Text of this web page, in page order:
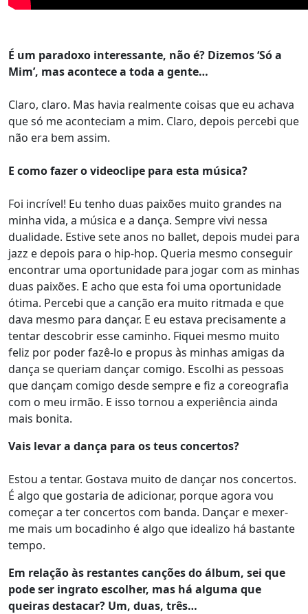
É um paradoxo interessante, não é? Dizemos ‘Só a
Mim’, mas acontece a toda a gente…
Claro, claro. Mas havia realmente coisas que eu achava
que só me aconteciam a mim. Claro, depois percebi que
não era bem assim.
E como fazer o videoclipe para esta música?
Foi incrível! Eu tenho duas paixões muito grandes na
minha vida, a música e a dança. Sempre vivi nessa
dualidade. Estive sete anos no ballet, depois mudei para
jazz e depois para o hip-hop. Queria mesmo conseguir
encontrar uma oportunidade para jogar com as minhas
duas paixões. E acho que esta foi uma oportunidade
ótima. Percebi que a canção era muito ritmada e que
dava mesmo para dançar. E eu estava precisamente a
tentar descobrir esse caminho. Fiquei mesmo muito
feliz por poder fazê-lo e propus às minhas amigas da
dança se queriam dançar comigo. Escolhi as pessoas
que dançam comigo desde sempre e fiz a coreografia
com o meu irmão. E isso tornou a experiência ainda
mais bonita.
Vais levar a dança para os teus concertos?
Estou a tentar. Gostava muito de dançar nos concertos.
É algo que gostaria de adicionar, porque agora vou
começar a ter concertos com banda. Dançar e mexer-
me mais um bocadinho é algo que idealizo há bastante
tempo.
Em relação às restantes canções do álbum, sei que
pode ser ingrato escolher, mas há alguma que
queiras destacar? Um, duas, três…